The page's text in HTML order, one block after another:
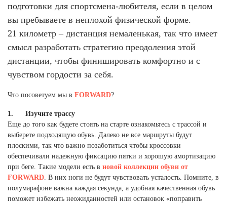
Северная Осетия (2)
Смоленская область (1)
Томская область (1)
Тюменская область (3)
Ханты-Мансийский автономный округ (3)
Челябинская область (2)
Ямало-Ненецкий автономный округ (1)
Ярославская область (1)
подготовки для спортсмена-любителя, если в целом
вы пребываете в неплохой физической форме.
21 километр – дистанция немаленькая, так что имеет
смысл разработать стратегию преодоления этой
дистанции, чтобы финишировать комфортно и с
чувством гордости за себя.
Что посоветуем мы в FORWARD?
1. Изучите трассу
Еще до того как будете стоять на старте ознакомьтесь с трассой и
выберете подходящую обувь. Далеко не все маршруты будут
плоскими, так что важно позаботиться чтобы кроссовки
обеспечивали надежную фиксацию пятки и хорошую амортизацию
при беге. Такие модели есть в новой коллекции обуви от
FORWARD. В них ноги не будут чувствовать усталость. Помните, в
полумарафоне важна каждая секунда, а удобная качественная обувь
поможет избежать неожиданностей или остановок «поправить